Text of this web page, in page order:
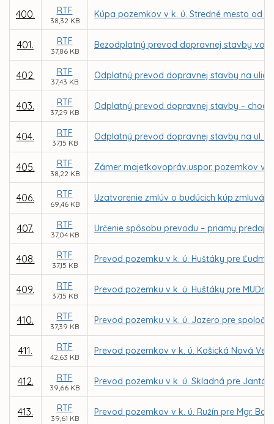
400. RTF
38,32 KB
Kúpa pozemkov v k. ú. Stredné mesto od
401. RTF
37,86 KB
Bezodplatný prevod dopravnej stavby vo
402. RTF
37,43 KB
Odplatný prevod dopravnej stavby na ulici
403. RTF
37,29 KB
Odplatný prevod dopravnej stavby –
404. RTF
37,15 KB
Odplatný prevod dopravnej stavby na ul.
405. RTF
38,22 KB
Zámer majetkovopráv.uspor. pozemkov v
406. RTF
69,46 KB
Uzatvorenie zmlúv o budúcich
407. RTF
37,04 KB
Určenie spôsobu prevodu – priamy predaj
408. RTF
37,15 KB
Prevod pozemku v k. ú. Huštáky pre
409. RTF
37,15 KB
Prevod pozemku v k. ú. Huštáky pre MUDr.
410. RTF
37,39 KB
Prevod pozemku v k. ú. Jazero pre
411. RTF
42,63 KB
Prevod pozemkov v k. ú. Košická Nová
412. RTF
39,66 KB
Prevod pozemku v k. ú. Skladná pre
413. RTF
39,61 KB
Prevod pozemkov v k. ú. Ružín pre Mgr.